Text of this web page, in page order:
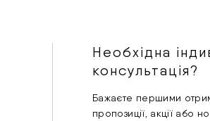
Необхідна
консультація?
Бажаєте першими
пропозиції, акції або